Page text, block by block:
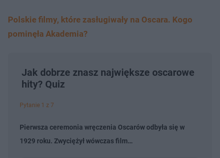
Polskie filmy, które zasługiwały na Oscara. Kogo
pominęła Akademia?
Jak dobrze znasz największe oscarowe
hity? Quiz
Pytanie 1 z 7
Pierwsza ceremonia wręczenia Oscarów odbyła się w
1929 roku. Zwyciężył wówczas film…